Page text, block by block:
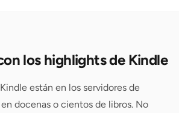
los highlights de Kindle
están en los servidores de
docenas o cientos de libros. No